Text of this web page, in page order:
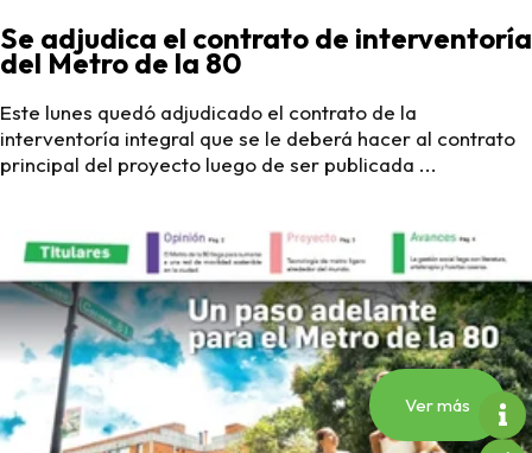
Se adjudica el contrato de interventoría
del Metro de la 80
Este lunes quedó adjudicado el contrato de la
interventoría integral que se le deberá hacer al contrato
principal del proyecto luego de ser publicada ...
Ver más